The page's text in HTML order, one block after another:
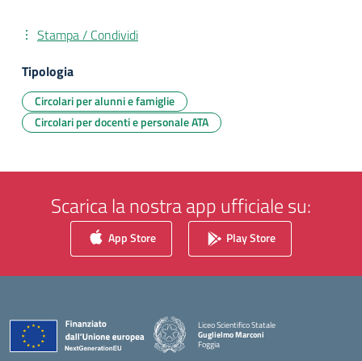
Stampa / Condividi
Tipologia
Circolari per alunni e famiglie
Circolari per docenti e personale ATA
Scarica la nostra app ufficiale su:
App Store Play Store
Liceo Scientifico Statale
Guglielmo Marconi
Foggia
— Visita la pagina iniziale della scuola